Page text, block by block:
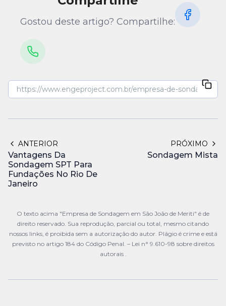
Gostou deste artigo? Compartilhe:
ANTERIOR
Vantagens Da
Sondagem SPT Para
Fundações No Rio De
Janeiro
PRÓXIMO
Sondagem Mista
O texto acima "Empresa de Sondagem em São João de Meriti" é de
direito reservado. Sua reprodução, parcial ou total, mesmo citando
nossos links, é proibida sem a autorização do autor. Plágio é crime e está
previsto no artigo 184 do Código Penal. – Lei n° 9.610-98 sobre direitos
autorais .